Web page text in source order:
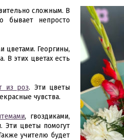
сложным. В
бывает непросто
цветами. Георгины,
В этих цветах есть
из роз. Эти цветы
чувства.
, гвоздиками,
Эти цветы помогут
учителю будет